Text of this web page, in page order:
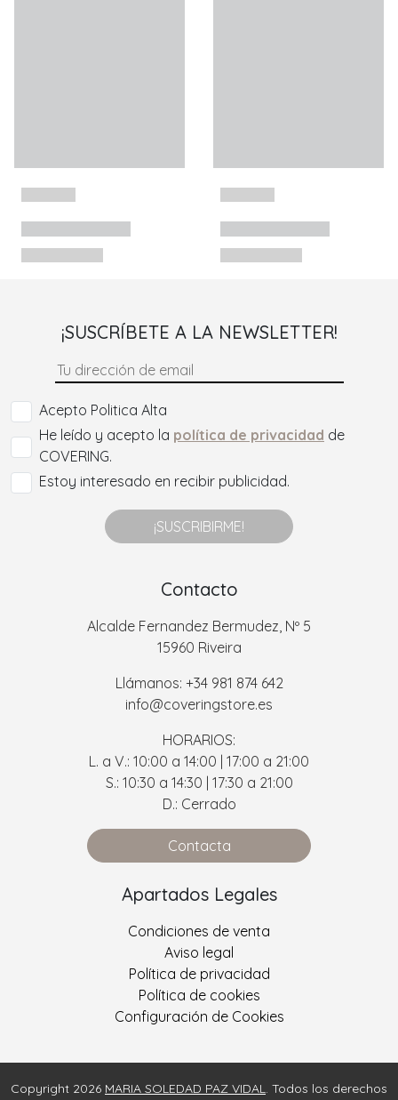
¡SUSCRÍBETE A LA NEWSLETTER!
Acepto Politica Alta
He leído y acepto la política de privacidad de
COVERING.
Estoy interesado en recibir publicidad.
¡SUSCRIBIRME!
Contacto
Alcalde Fernandez Bermudez, Nº 5
15960 Riveira
Llámanos: +34 981 874 642
info@coveringstore.es
HORARIOS:
L. a V.: 10:00 a 14:00 | 17:00 a 21:00
S.: 10:30 a 14:30 | 17:30 a 21:00
D.: Cerrado
Contacta
Apartados Legales
Condiciones de venta
Aviso legal
Política de privacidad
Política de cookies
Configuración de Cookies
Copyright 2026 MARIA SOLEDAD PAZ VIDAL . Todos los derechos